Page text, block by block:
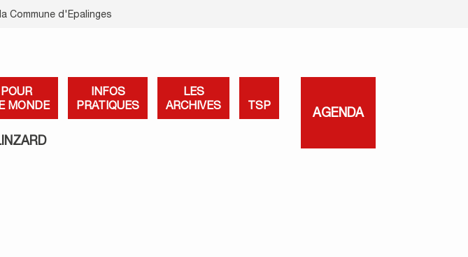
la Commune d'Epalinges
MONDE
INFOS
PRATIQUES
LES
ARCHIVES
TSP
AGENDA